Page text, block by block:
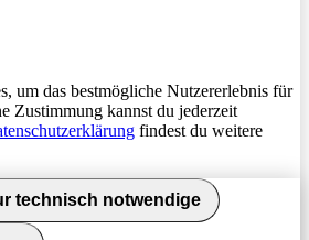
um das bestmögliche Nutzererlebnis für
Zustimmung kannst du jederzeit
findest du weitere
technisch notwendige